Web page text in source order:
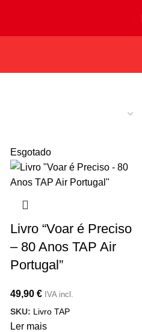
Esgotado
Livro “Voar é Preciso
– 80 Anos TAP Air
Portugal”
49,90 € IVA incl.
SKU: Livro TAP
Ler mais